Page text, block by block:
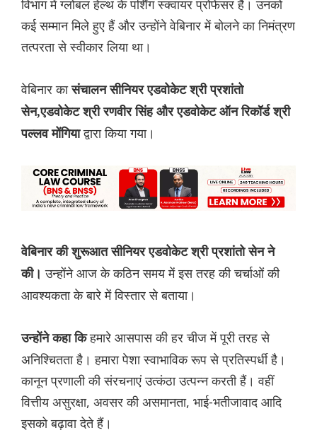
विभाग में ग्लोबल हेल्थ के पर्शिंग स्क्वायर प्रोफेसर हैं। उनको
कई सम्मान मिले हुए हैं और उन्होंने वेबिनार में बोलने का निमंत्रण
तत्परता से स्वीकार लिया था।
वेबिनार कासंचालन सीनियर एडवोकेट श्री प्रशांतो
सेन,एडवोकेट श्री रणवीर सिंह और एडवोकेट ऑनरिकॉर्डश्री
पल्लव मोंगियाद्वारा किया गया।
वेबिनार की शुरूआत सीनियर एडवोकेट श्री प्रशांतो सेन ने
की। उन्होंने आज के कठिन समय में इस तरह की चर्चाओं की
आवश्यकता के बारे में विस्तार से बताया।
उन्होंने कहा किहमारे आसपास की हर चीज में पूरी तरह से
अनिश्चितता है। हमारा पेशा स्वाभाविक रूप से प्रतिस्पर्धी है।
कानून प्रणाली की संरचनाएं उत्कंठा उत्पन्न करती हैं। वहीं
वित्तीय असुरक्षा, अवसर की असमानता, भाई-भतीजावाद आदि
इसको बढ़ावा देते हैं।